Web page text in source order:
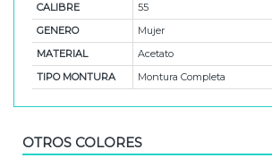
CALIBRE
55
GENERO
Mujer
MATERIAL
Acetato
TIPO MONTURA
Montura Completa
OTROS COLORES